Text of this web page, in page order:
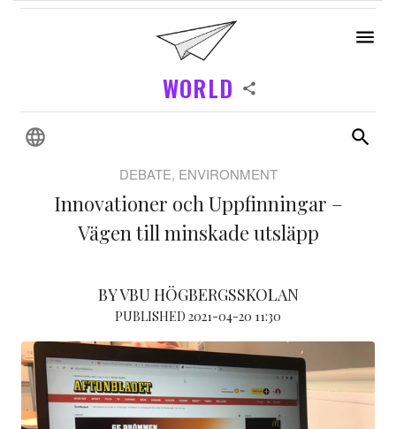
WORLD
DEBATE, ENVIRONMENT
Innovationer och Uppfinningar –
Vägen till minskade utsläpp
BY VBU HÖGBERGSSKOLAN
PUBLISHED 2021-04-20 11:30